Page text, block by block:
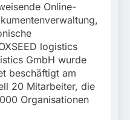
Online-
logistics
GmbH wurde
beschäftigt am
20 Mitarbeiter, die
Organisationen